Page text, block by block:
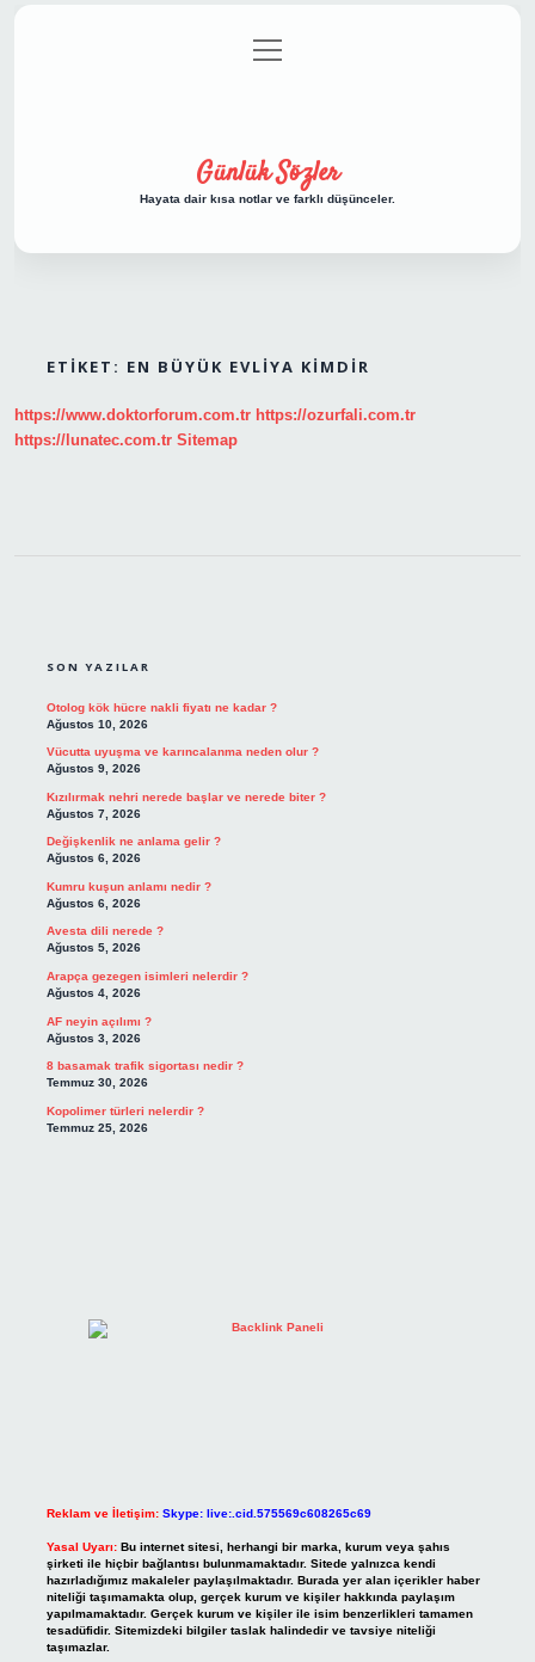
Gizlilik Politikası
menüyü
aç
Günlük Sözler
Hayata dair kısa notlar ve farklı düşünceler.
ETIKET: EN BÜYÜK EVLIYA KIMDIR
https://www.doktorforum.com.tr https://ozurfali.com.tr
https://lunatec.com.tr Sitemap
SON YAZILAR
Otolog kök hücre nakli fiyatı ne kadar ?
Ağustos 10, 2026
Vücutta uyuşma ve karıncalanma neden olur ?
Ağustos 9, 2026
Kızılırmak nehri nerede başlar ve nerede biter ?
Ağustos 7, 2026
Değişkenlik ne anlama gelir ?
Ağustos 6, 2026
Kumru kuşun anlamı nedir ?
Ağustos 6, 2026
Avesta dili nerede ?
Ağustos 5, 2026
Arapça gezegen isimleri nelerdir ?
Ağustos 4, 2026
AF neyin açılımı ?
Ağustos 3, 2026
8 basamak trafik sigortası nedir ?
Temmuz 30, 2026
Kopolimer türleri nelerdir ?
Temmuz 25, 2026
Reklam ve İletişim: Skype: live:.cid.575569c608265c69
Yasal Uyarı: Bu internet sitesi, herhangi bir marka, kurum veya şahıs
şirketi ile hiçbir bağlantısı bulunmamaktadır. Sitede yalnızca kendi
hazırladığımız makaleler paylaşılmaktadır. Burada yer alan içerikler haber
niteliği taşımamakta olup, gerçek kurum ve kişiler hakkında paylaşım
yapılmamaktadır. Gerçek kurum ve kişiler ile isim benzerlikleri tamamen
tesadüfidir. Sitemizdeki bilgiler taslak halindedir ve tavsiye niteliği
taşımazlar.